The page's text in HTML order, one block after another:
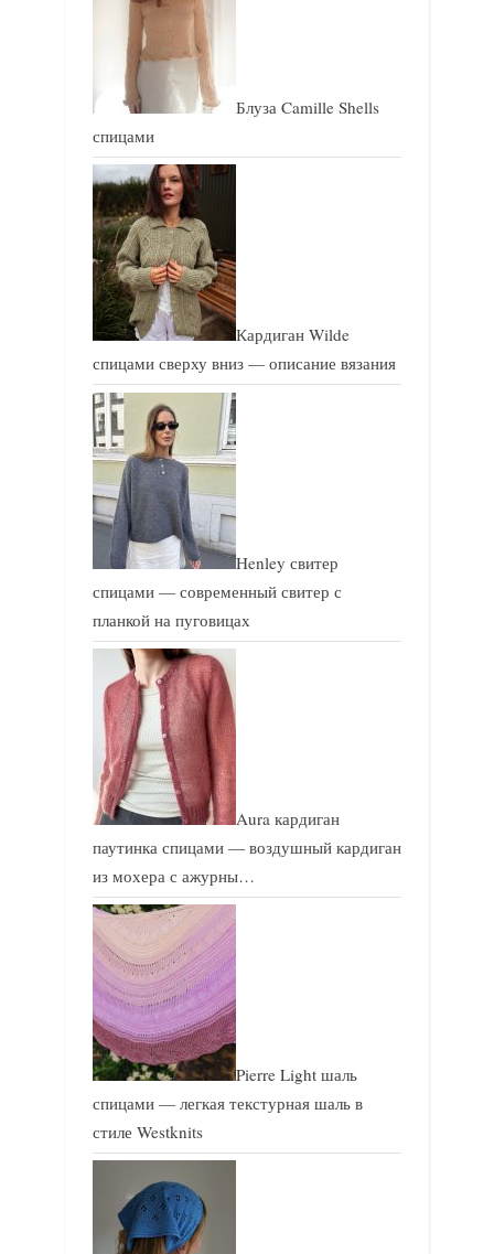
ь
:
Блуза Camille Shells
спицами
Кардиган Wilde
спицами сверху вниз — описание вязания
Henley свитер
спицами — современный свитер с
планкой на пуговицах
Aura кардиган
паутинка спицами — воздушный кардиган
из мохера с ажурны…
Pierre Light шаль
спицами — легкая текстурная шаль в
стиле Westknits